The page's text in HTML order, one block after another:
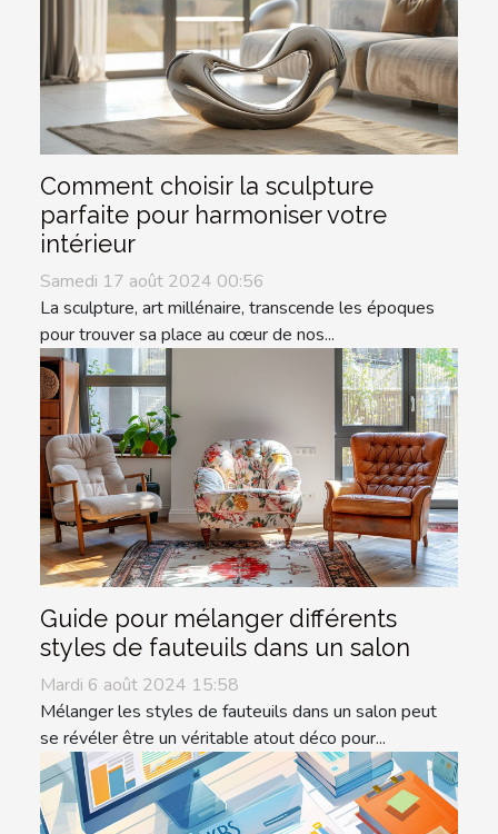
Comment choisir la sculpture
parfaite pour harmoniser votre
intérieur
Samedi 17 août 2024 00:56
La sculpture, art millénaire, transcende les époques
pour trouver sa place au cœur de nos...
Guide pour mélanger différents
styles de fauteuils dans un salon
Mardi 6 août 2024 15:58
Mélanger les styles de fauteuils dans un salon peut
se révéler être un véritable atout déco pour...